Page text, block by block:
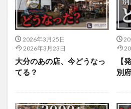
2026年3月25日
2026年3月23日
大分のあの店、今どうなっ
てる？
【
別
ジェラート
ジゴロック
ジャマイカ料理
ジャークチキ
スタバ
チキンカレー
トキハ本店